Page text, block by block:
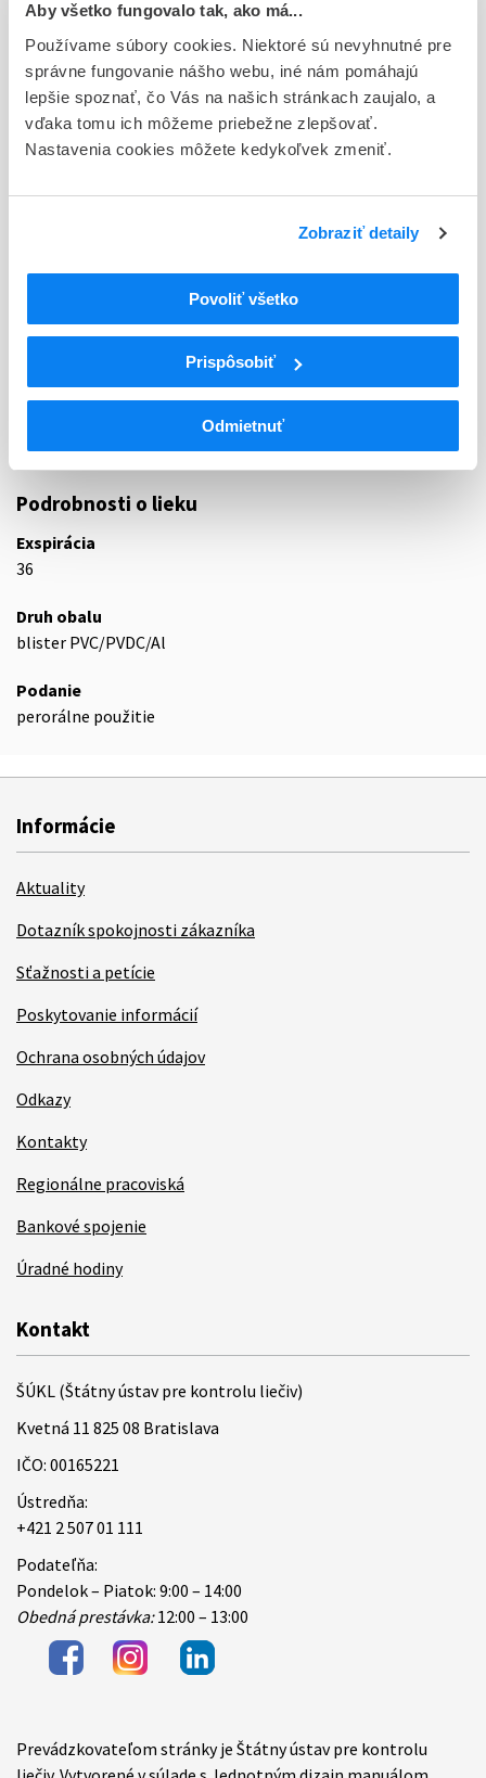
Aby všetko fungovalo tak, ako má...
Používame súbory cookies. Niektoré sú nevyhnutné pre
správne fungovanie nášho webu, iné nám pomáhajú
lepšie spoznať, čo Vás na našich stránkach zaujalo, a
vďaka tomu ich môžeme priebežne zlepšovať.
Nastavenia cookies môžete kedykoľvek zmeniť.
Zobraziť detaily
Povoliť všetko
Prispôsobiť
Odmietnuť
Stav
D - Registrácia bez obmedzenia platnosti
Typ registračnej procedúry
Vzájomné uznávanie (mutual recognition proc.)
Sandoz GmbH, Rakúsko
26 - ANTIMYCOTICA (LOKÁLNE A CELKOVÉ)
ATC
ANTIINFEKTÍVA NA SYSTÉMOVÉ POUŽITIE
ANTIMYKOTIKÁ NA SYSTÉMOVÉ POUŽITIE
J02A
ANTIMYKOTIKÁ NA SYSTÉMOVÉ POUŽITIE
Triazolové a tetrazolové deriváty
Podrobnosti o lieku
Exspirácia
36
Druh obalu
blister PVC/PVDC/Al
Podanie
perorálne použitie
Informácie
Aktuality
Dotazník spokojnosti zákazníka
Sťažnosti a petície
Poskytovanie informácií
Ochrana osobných údajov
Odkazy
Kontakty
Regionálne pracoviská
Bankové spojenie
Úradné hodiny
Kontakt
ŠÚKL (Štátny ústav pre kontrolu liečiv)
Kvetná 11 825 08 Bratislava
IČO: 00165221
Ústredňa:
+421 2 507 01 111
Podateľňa:
Pondelok – Piatok: 9:00 – 14:00
Obedná prestávka:12:00 – 13:00
Items
Prevádzkovateľom stránky je Štátny ústav pre kontrolu